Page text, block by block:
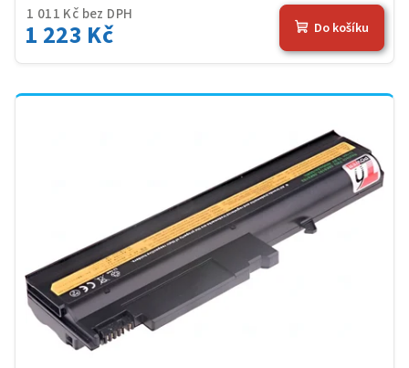
1 011 Kč bez DPH
1 223 Kč Do košíku